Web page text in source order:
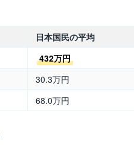
日本国民の平均
432万円
30.3万円
68.0万円